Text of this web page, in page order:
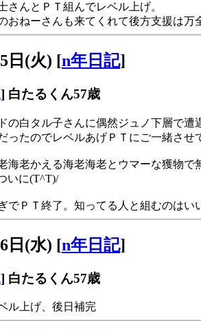
さんとＰＴ組んでレベル上げ。
おねーさんも来てくれて後方支援は
日(火) [n年日記]
] 白たるくん57歳
の白タル子さんに偶然ジュノ下層で遭
ったのでレベルあげＰＴにご一緒させ
海老かえる海老海老とウマーな獲物で
いに(T^T)/
でＰＴ終了。知ってる人と組むのはい
日(水) [n年日記]
] 白たるくん57歳
ル上げ、後日補完